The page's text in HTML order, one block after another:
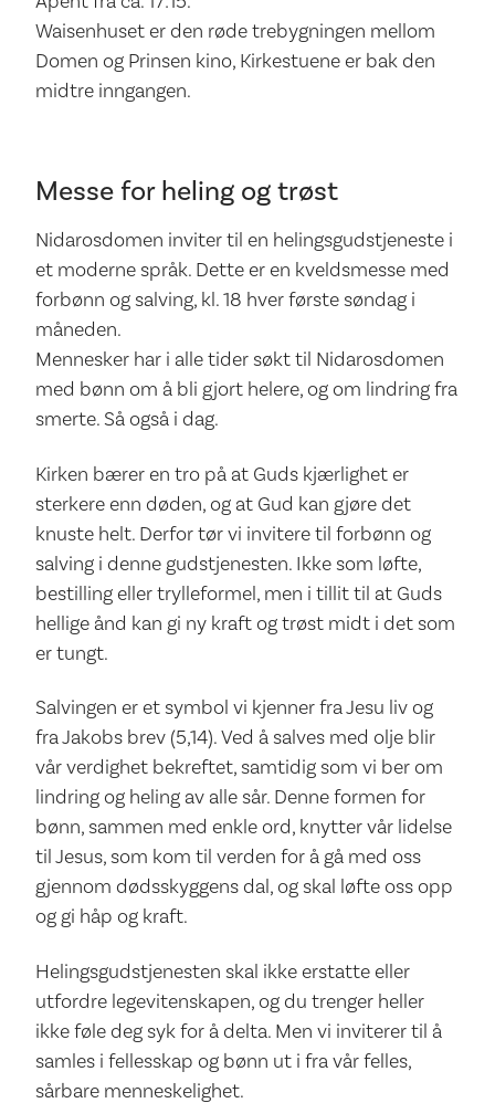
Waisenhuset er den røde trebygningen mellom
Domen og Prinsen kino, Kirkestuene er bak den
midtre inngangen.
Messe for heling og trøst
Nidarosdomen inviter til en helingsgudstjeneste i
et moderne språk. Dette er en kveldsmesse med
forbønn og salving, kl. 18 hver første søndag i
måneden.
Mennesker har i alle tider søkt til Nidarosdomen
med bønn om å bli gjort helere, og om lindring fra
smerte. Så også i dag.
Kirken bærer en tro på at Guds kjærlighet er
sterkere enn døden, og at Gud kan gjøre det
knuste helt. Derfor tør vi invitere til forbønn og
salving i denne gudstjenesten. Ikke som løfte,
bestilling eller trylleformel, men i tillit til at Guds
hellige ånd kan gi ny kraft og trøst midt i det som
er tungt.
Salvingen er et symbol vi kjenner fra Jesu liv og
fra Jakobs brev (5,14). Ved å salves med olje blir
vår verdighet bekreftet, samtidig som vi ber om
lindring og heling av alle sår. Denne formen for
bønn, sammen med enkle ord, knytter vår lidelse
til Jesus, som kom til verden for å gå med oss
gjennom dødsskyggens dal, og skal løfte oss opp
og gi håp og kraft.
Helingsgudstjenesten skal ikke erstatte eller
utfordre legevitenskapen, og du trenger heller
ikke føle deg syk for å delta. Men vi inviterer til å
samles i fellesskap og bønn ut i fra vår felles,
sårbare menneskelighet.